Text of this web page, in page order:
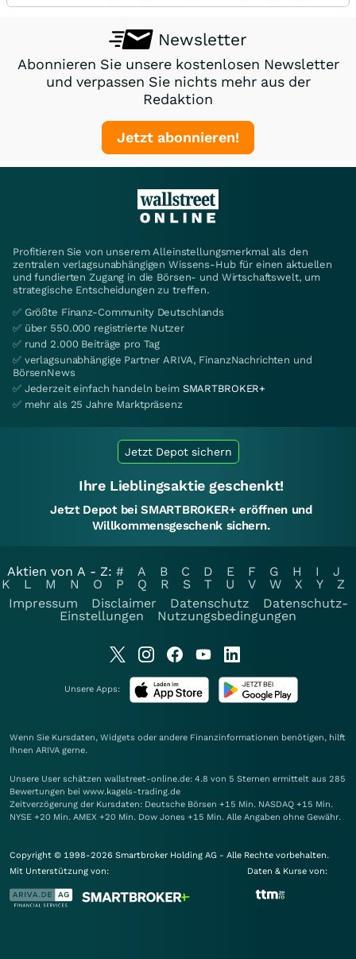
Newsletter
Abonnieren Sie unsere kostenlosen Newsletter
und verpassen Sie nichts mehr aus der
Redaktion
Jetzt abonnieren!
Profitieren Sie von unserem Alleinstellungsmerkmal als den
zentralen verlagsunabhängigen Wissens-Hub für einen aktuellen
und fundierten Zugang in die Börsen- und Wirtschaftswelt, um
strategische Entscheidungen zu treffen.
✅ Größte Finanz-Community Deutschlands
✅ über 550.000 registrierte Nutzer
✅ rund 2.000 Beiträge pro Tag
✅ verlagsunabhängige Partner ARIVA, FinanzNachrichten und
BörsenNews
✅ Jederzeit einfach handeln beim SMARTBROKER+
✅ mehr als 25 Jahre Marktpräsenz
Jetzt Depot sichern
Ihre Lieblingsaktie geschenkt!
Jetzt Depot bei SMARTBROKER+ eröffnen und
Willkommensgeschenk sichern.
Aktien von A - Z: # A B C D E F G H I
J
K
L M N O P Q R S T U V W X Y
Z
Impressum
Disclaimer Datenschutz
Datenschutz-
Einstellungen
Nutzungsbedingungen
Unsere Apps:
Wenn Sie Kursdaten, Widgets oder andere Finanzinformationen benötigen, hilft
Ihnen ARIVA gerne.
Unsere User schätzen wallstreet-online.de: 4.8 von 5 Sternen ermittelt aus 285
Bewertungen bei www.kagels-trading.de
Zeitverzögerung der Kursdaten: Deutsche Börsen +15 Min. NASDAQ +15 Min.
NYSE +20 Min. AMEX +20 Min. Dow Jones +15 Min. Alle Angaben ohne Gewähr.
Copyright © 1998-2026 Smartbroker Holding AG - Alle Rechte vorbehalten.
Mit Unterstützung von:
Daten & Kurse von: